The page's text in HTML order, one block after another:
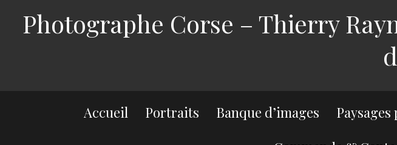
Photographe Corse – Thierry
Accueil Portraits Banque d’images